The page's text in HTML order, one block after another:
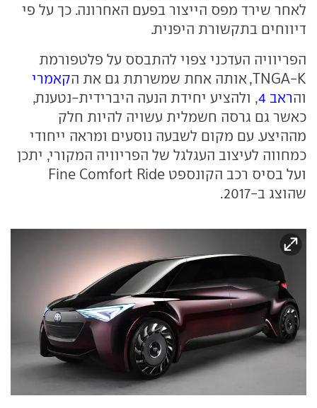
לאחר שירד מפס הייצור בפעם האחרונה. כך על פי
דיווחים בתקשורת היפנית.
הפריוויה העדכני צפוי להתבסס על פלטפורמת
TNGA-K, אותה אחת שמשרתת גם את ה
קאמרי
והראב 4
, ולהציע יחידת הנעה היברידית-נטענת,
כאשר גם גרסה חשמלית עשויה להיות חלק
מההיצע. עם מקום לשבעה נוסעים ומראה ייחודי
כמחווה לעיצוב העגלגל של הפריוויה המקורי, יתכן
ועל בסיס רכב הקונספט Fine Comfort Ride
שהוצג ב-2017.